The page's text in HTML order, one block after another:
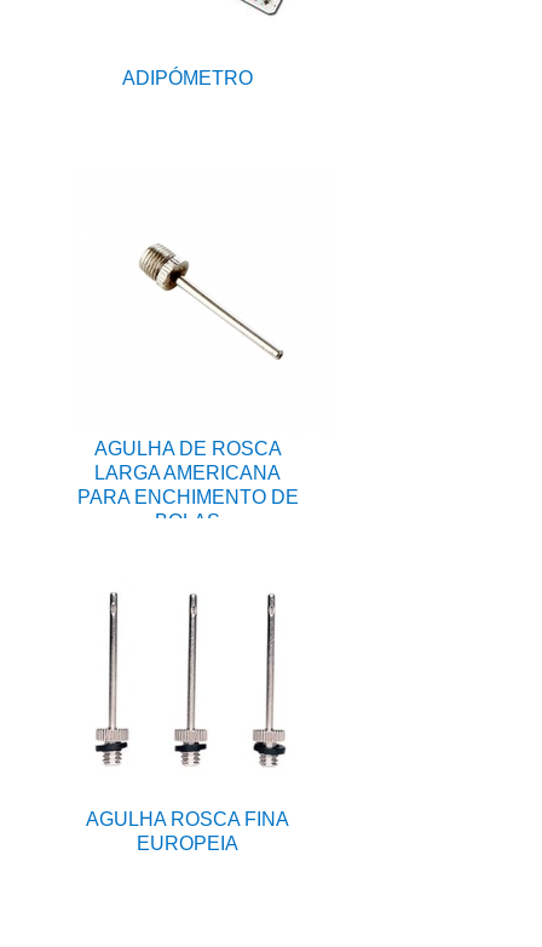
ADIPÓMETRO
AGULHA DE ROSCA
LARGA AMERICANA
PARA ENCHIMENTO DE
BOLAS
AGULHA ROSCA FINA
EUROPEIA